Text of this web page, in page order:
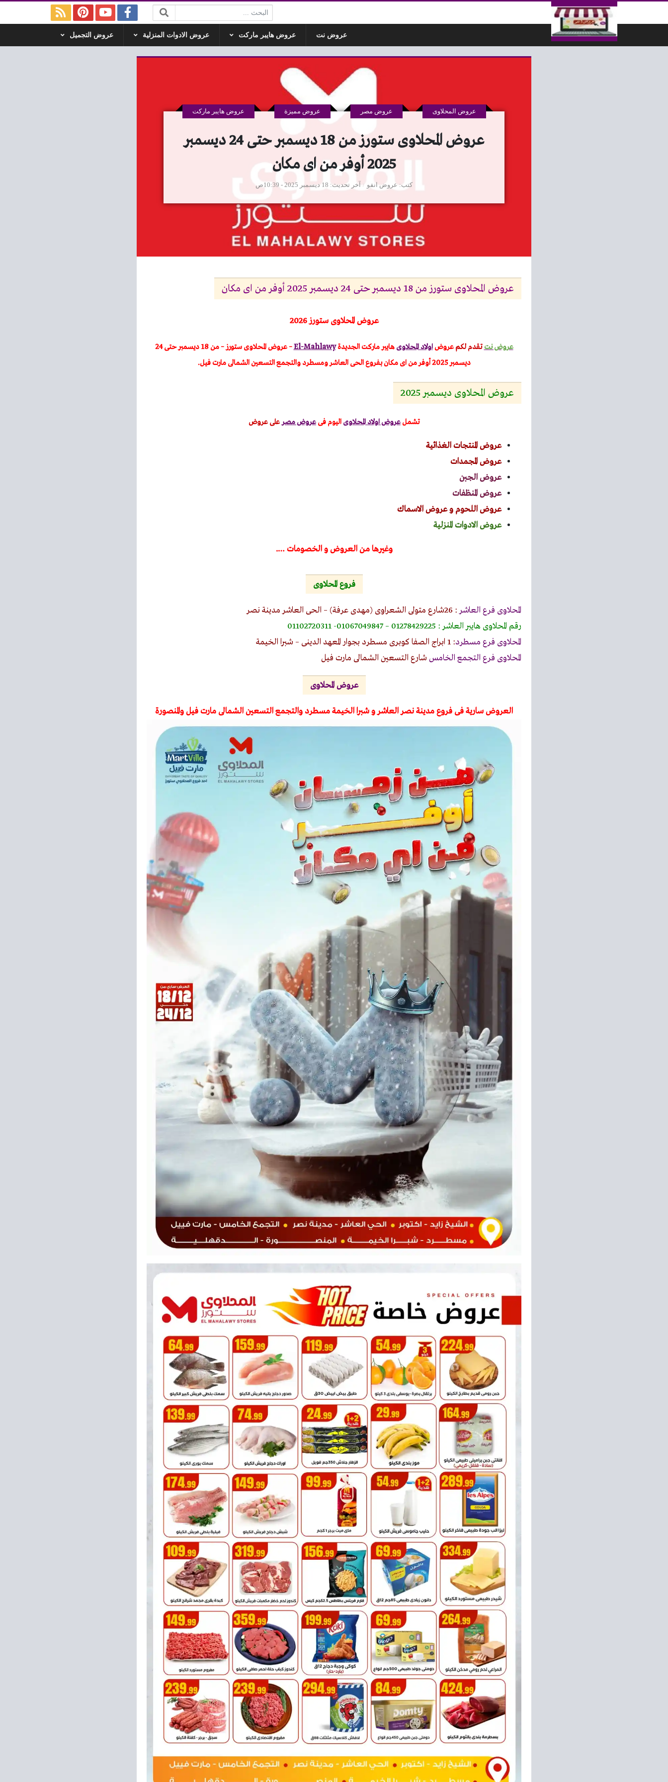
التخطي إلى المحتوى
البحث:
عروض نت عروض هايبر ماركت عروض الادوات المنزلية عروض التجميل
عروض المحلاوى ستورز من 18 ديسمبر حتى 24 ديسمبر
2025 أوفر من اى مكان
كتب عروض انفو
عروض المحلاوى عروض مصر عروض مميزة عروض هايبر ماركت
آخر تحديث 18 ديسمبر 2025 - 10:39ص
عروض المحلاوى ستورز من 18 ديسمبر حتى 24 ديسمبر 2025 أوفر من اى مكان
عروض المحلاوى ستورز 2026
عروض نت تقدم لكمعروضاولاد المحلاوى هايبر ماركت الجديدةEl-Mahlawy
– عروض المحلاوى ستورز – من 18 ديسمبر حتى 24
ديسمبر 2025 أوفر من اى مكان
بفروع الحى العاشر ومسطردوالتجمع التسعين الشمالى مارت فيل.
عروض المحلاوى ديسمبر 2025
تشمل عروض اولاد المحلاوى اليوم فى عروض مصر على عروض
عروض المنتجات الغذائية
عروض المجمدات
عروض الجبن
عروض المنظفات
عروض اللحوم و عروض الاسماك
عروض الادوات المنزلية
وغيرها من العروض و الخصومات ….
فروع المحلاوى
المحلاوى فرع العاشر: 26شارع متولى الشعراوى (مهدى عرفة) – الحى العاشر مدينة نصر
رقم المحلاوى هايبر العاشر : 01278429225 – 01067049847- 01102720311
المحلاوى فرع مسطرد: 1 ابراج الصفا كوبرى مسطرد بجوار المعهد الدينى – شبرا الخيمة
المحلاوى فرع التجمع الخامس شارع التسعين الشمالى مارت فيل
عروض المحلاوى
العروض سارية فى فروع مدينة نصر العاشر و شبرا الخيمة مسطرد والتجمع التسعين الشمالى مارت فيل والمنصورة